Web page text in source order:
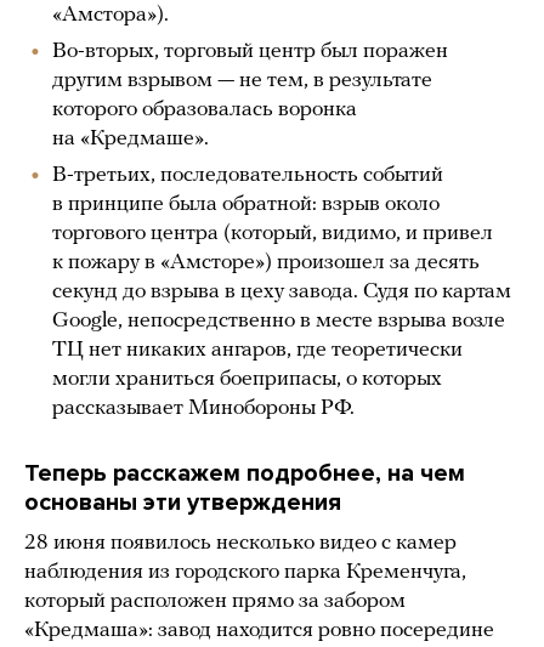
«Амстора»).
Во-вторых, торговый центр был поражен
другим взрывом — не тем, в результате
которого образовалась воронка
на «Кредмаше».
В-третьих, последовательность событий
в принципе была обратной: взрыв около
торгового центра (который, видимо, и привел
к пожару в «Амсторе») произошел за десять
секунд до взрыва в цеху завода. Судя по картам
Google, непосредственно в месте взрыва возле
ТЦ нет никаких ангаров, где теоретически
могли храниться боеприпасы, о которых
рассказывает Минобороны РФ.
Теперь расскажем подробнее, на чем
основаны эти утверждения
28 июня появилось несколько видео с камер
наблюдения из городского парка Кременчуга,
который расположен прямо за забором
«Кредмаша»: завод находится ровно посередине